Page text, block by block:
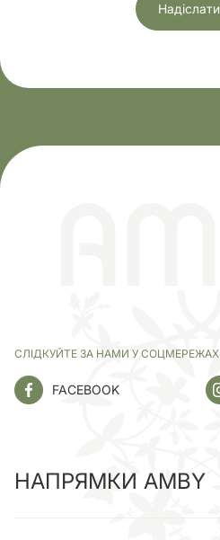
Надіслати
СЛІДКУЙТЕ ЗА НАМИ У СОЦМЕРЕЖАХ
FACEBOOK
НАПРЯМКИ AMBY